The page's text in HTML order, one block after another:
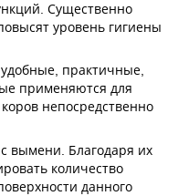
Существенно
уровень гигиены
практичные,
применяются для
непосредственно
вымени. Благодаря их
количество
данного